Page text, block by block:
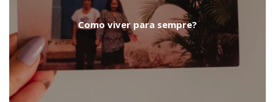
Como viver para sempre?